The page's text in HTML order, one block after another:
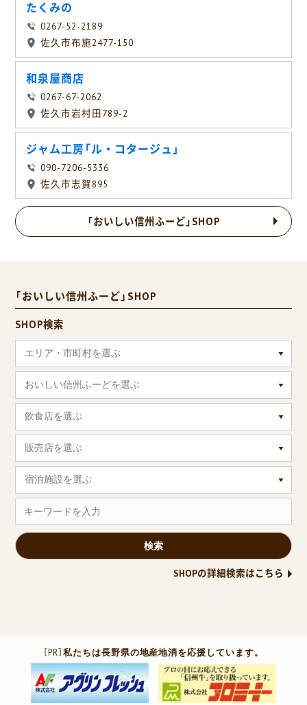
たくみの
0267-52-2189
佐久市布施2477-150
和泉屋商店
0267-67-2062
佐久市岩村田789-2
ジャム工房「ル・コタージュ」
090-7206-5336
佐久市志賀895
「おいしい信州ふーど」SHOP
「おいしい信州ふーど」SHOP
SHOP検索
エリア・市町村を選ぶ
おいしい信州ふーどを選ぶ
飲食店を選ぶ
販売店を選ぶ
宿泊施設を選ぶ
SHOPの詳細検索はこちら
［PR］私たちは長野県の地産地消を応援しています。